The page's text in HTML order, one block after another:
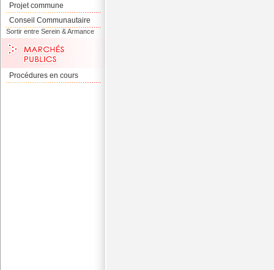
Projet commune
Conseil Communautaire
Sortir entre Serein & Armance
Procédures en cours